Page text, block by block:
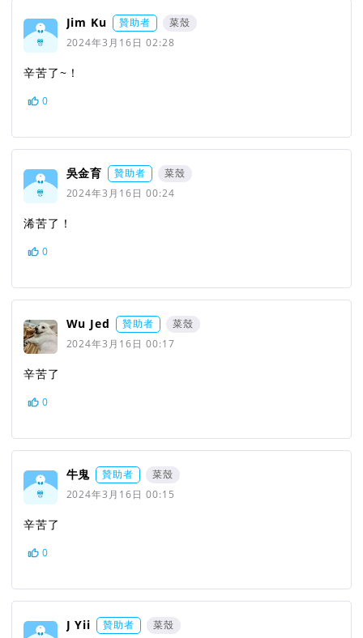
Jim Ku 贊助者
菜殼
2024年3月16日 02:28
辛苦了~！
0
吳金育 贊助者
菜殼
2024年3月16日 00:24
浠苦了！
0
Wu Jed 贊助者
菜殼
2024年3月16日 00:17
辛苦了
0
牛鬼 贊助者
菜殼
2024年3月16日 00:15
辛苦了
0
J Yii 贊助者
菜殼